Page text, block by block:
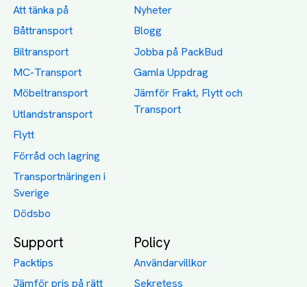
Att tänka på
Båttransport
Biltransport
MC-Transport
Möbeltransport
Utlandstransport
Flytt
Förråd och lagring
Transportnäringen i
Sverige
Dödsbo
Nyheter
Blogg
Jobba på PackBud
Gamla Uppdrag
Jämför Frakt, Flytt och
Transport
Support
Packtips
Jämför pris på rätt
Policy
Användarvillkor
Sekretess